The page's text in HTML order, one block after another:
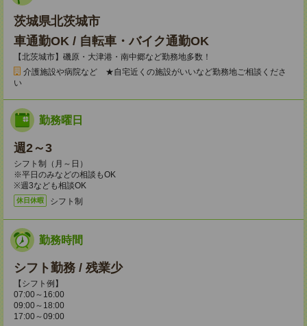
茨城県北茨城市
車通勤OK / 自転車・バイク通勤OK
【北茨城市】磯原・大津港・南中郷など勤務地多数！
介護施設や病院など ★自宅近くの施設がいいなど勤務地ご相談くださ
い
勤務曜日
週2～3
シフト制（月～日）
※平日のみなどの相談もOK
※週3なども相談OK
休日休暇 シフト制
勤務時間
シフト勤務 / 残業少
【シフト例】
07:00～16:00
09:00～18:00
17:00～09:00